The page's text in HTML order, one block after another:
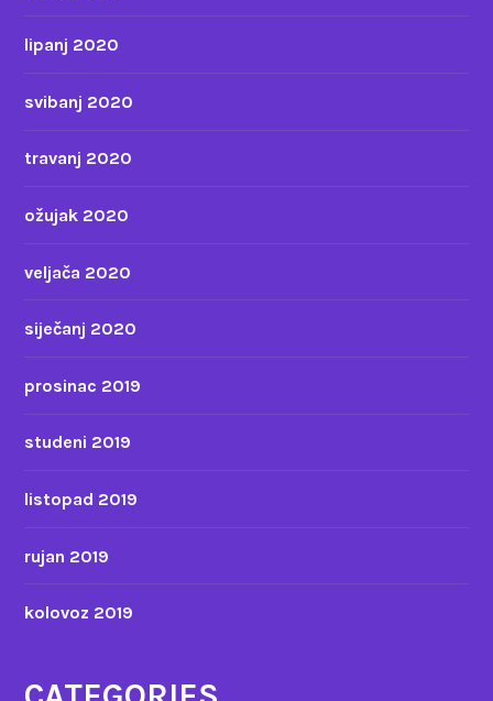
lipanj 2020
svibanj 2020
travanj 2020
ožujak 2020
veljača 2020
siječanj 2020
prosinac 2019
studeni 2019
listopad 2019
rujan 2019
kolovoz 2019